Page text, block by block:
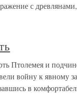
с
Птолемея и
войну к явному
в